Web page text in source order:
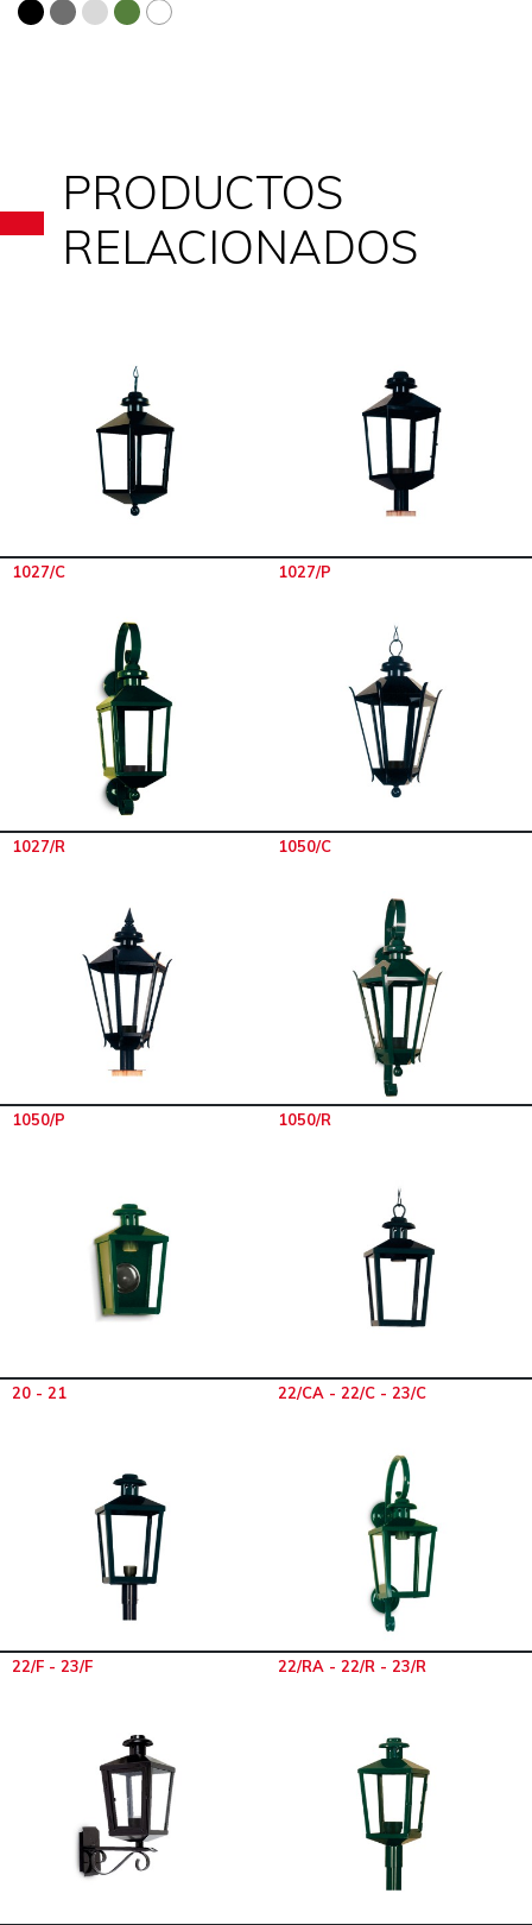
PRODUCTOS
RELACIONADOS
1027/C 1027/P
1027/R 1050/C
1050/P 1050/R
20 - 21 22/CA - 22/C - 23/C
22/F - 23/F 22/RA - 22/R - 23/R